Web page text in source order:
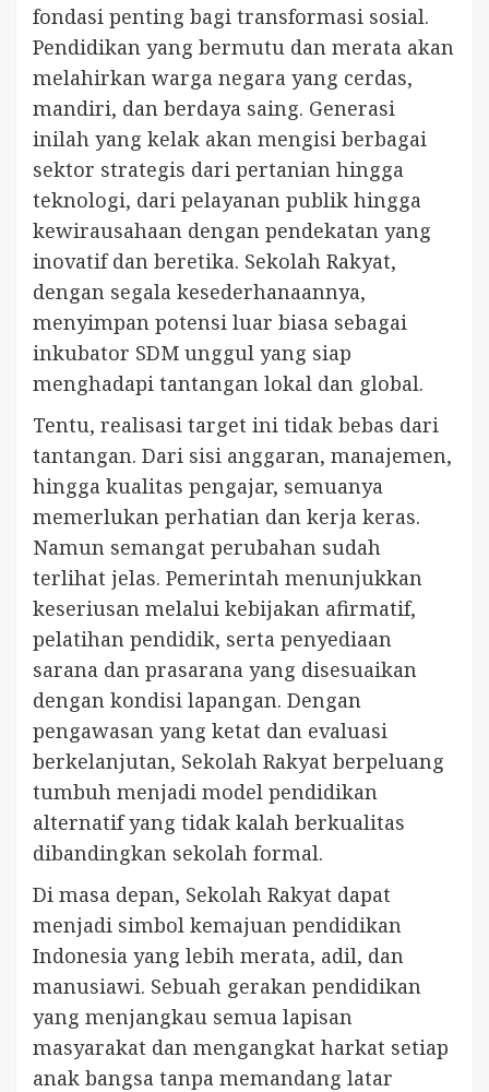
fondasi penting bagi transformasi sosial.
Pendidikan yang bermutu dan merata akan
melahirkan warga negara yang cerdas,
mandiri, dan berdaya saing. Generasi
inilah yang kelak akan mengisi berbagai
sektor strategis dari pertanian hingga
teknologi, dari pelayanan publik hingga
kewirausahaan dengan pendekatan yang
inovatif dan beretika. Sekolah Rakyat,
dengan segala kesederhanaannya,
menyimpan potensi luar biasa sebagai
inkubator SDM unggul yang siap
menghadapi tantangan lokal dan global.
Tentu, realisasi target ini tidak bebas dari
tantangan. Dari sisi anggaran, manajemen,
hingga kualitas pengajar, semuanya
memerlukan perhatian dan kerja keras.
Namun semangat perubahan sudah
terlihat jelas. Pemerintah menunjukkan
keseriusan melalui kebijakan afirmatif,
pelatihan pendidik, serta penyediaan
sarana dan prasarana yang disesuaikan
dengan kondisi lapangan. Dengan
pengawasan yang ketat dan evaluasi
berkelanjutan, Sekolah Rakyat berpeluang
tumbuh menjadi model pendidikan
alternatif yang tidak kalah berkualitas
dibandingkan sekolah formal.
Di masa depan, Sekolah Rakyat dapat
menjadi simbol kemajuan pendidikan
Indonesia yang lebih merata, adil, dan
manusiawi. Sebuah gerakan pendidikan
yang menjangkau semua lapisan
masyarakat dan mengangkat harkat setiap
anak bangsa tanpa memandang latar